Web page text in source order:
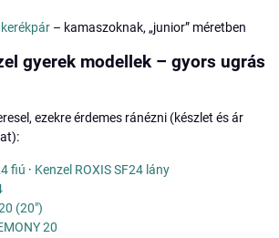
– kamaszoknak, „junior” méretben
gyerek modellek – gyors ugrás
ezekre érdemes ránézni (készlet és ár
fiú · Kenzel ROXIS SF24 lány
(20")
20